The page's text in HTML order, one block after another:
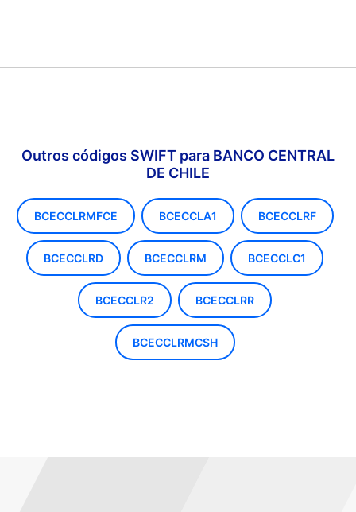
Outros códigos SWIFT para BANCO CENTRAL
DE CHILE
BCECCLRMFCE BCECCLA1 BCECCLRF
BCECCLRD BCECCLRM BCECCLC1
BCECCLR2 BCECCLRR
BCECCLRMCSH